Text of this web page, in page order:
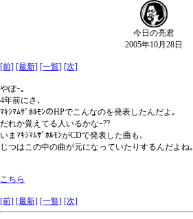
今日の亮君
2005年10月28日
[前] [最新] [一覧] [次]
やぽｰ｡
4年前にさ､
ﾏｷｼﾏﾑｻﾞﾎﾙﾓﾝのHPでこんなのを発表したんだよ｡
だれか覚えてる人いるかなｰ??
いまﾏｷｼﾏﾑｻﾞﾎﾙﾓﾝがCDで発表した曲も､
じつはこの中の曲が元になっていたりするんだよね｡
こちら
[前] [最新] [一覧] [次]